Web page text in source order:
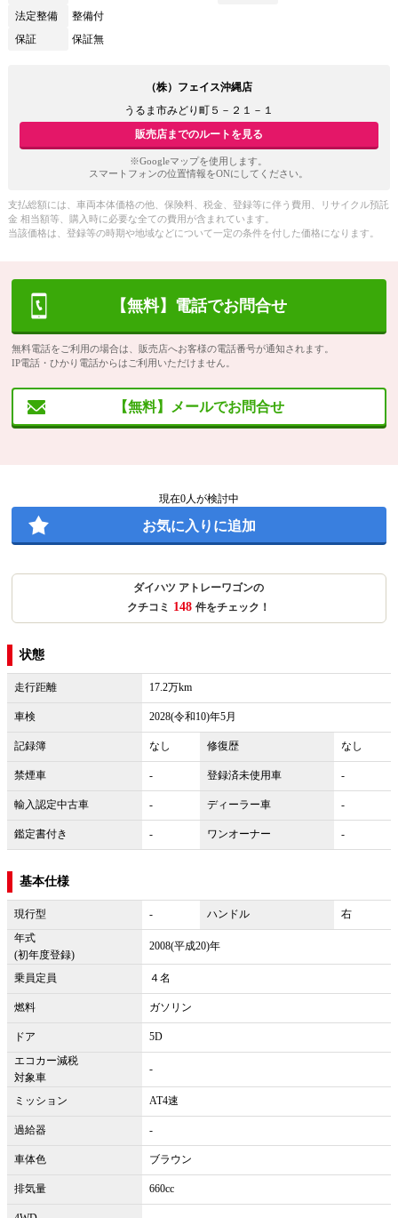
法定整備
整備付
保証
保証無
（株）フェイス沖縄店
うるま市みどり町５－２１－１
販売店までのルートを見る
※Googleマップを使用します。
スマートフォンの位置情報をONにしてください。
支払総額には、車両本体価格の他、保険料、税金、登録等に伴う費用、リサイクル預託
金 相当額等、購入時に必要な全ての費用が含まれています。
当該価格は、登録等の時期や地域などについて一定の条件を付した価格になります。
【無料】電話でお問合せ
無料電話をご利用の場合は、販売店へお客様の電話番号が通知されます。
IP電話・ひかり電話からはご利用いただけません。
【無料】メールでお問合せ
現在0人が検討中
お気に入りに追加
ダイハツ アトレーワゴンの
クチコミ 148 件をチェック！
状態
走行距離 17.2万km
車検 2028(令和10)年5月
記録簿 なし 修復歴 なし
禁煙車 - 登録済未使用車 -
輸入認定中古車 - ディーラー車 -
鑑定書付き - ワンオーナー -
基本仕様
現行型 - ハンドル
右
年式
(初年度登録)
2008(平成20)年
乗員定員 ４名
燃料 ガソリン
ドア
5D
エコカー減税
対象車
-
ミッション AT4速
過給器 -
車体色 ブラウン
排気量 660cc